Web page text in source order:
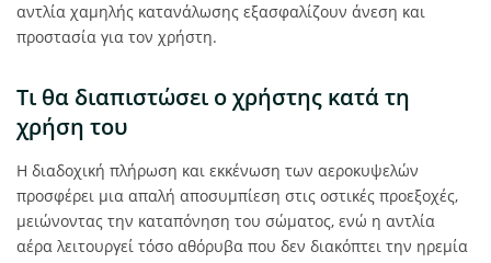
αντλία χαμηλής κατανάλωσης εξασφαλίζουν άνεση και
προστασία για τον χρήστη.
Τι θα διαπιστώσει ο χρήστης κατά τη
χρήση του
Η διαδοχική πλήρωση και εκκένωση των αεροκυψελών
προσφέρει μια απαλή αποσυμπίεση στις οστικές προεξοχές,
μειώνοντας την καταπόνηση του σώματος, ενώ η αντλία
αέρα λειτουργεί τόσο αθόρυβα που δεν διακόπτει την ηρεμία